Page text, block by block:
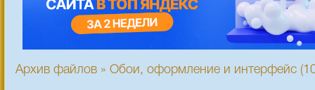
Архив файлов » Обои, оформление и интерфейс